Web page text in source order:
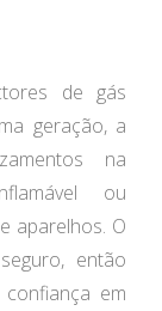
de gás
geração, a
na
ou
aparelhos. O
então
em